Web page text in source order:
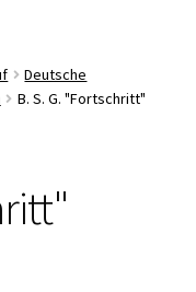
Deutsche
B. S. G. "Fortschritt"